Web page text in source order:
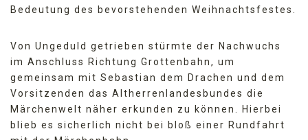
Bedeutung des bevorstehenden Weihnachtsfestes.
Von Ungeduld getrieben stürmte der Nachwuchs
im Anschluss Richtung Grottenbahn, um
gemeinsam mit Sebastian dem Drachen und dem
Vorsitzenden das Altherrenlandesbundes die
Märchenwelt näher erkunden zu können. Hierbei
blieb es sicherlich nicht bei bloß einer Rundfahrt